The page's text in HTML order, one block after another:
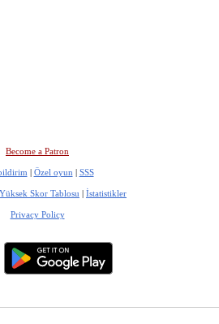
Become a Patron
| Özel oyun | SSS
Yüksek Skor Tablosu | İstatistikler
Privacy Policy